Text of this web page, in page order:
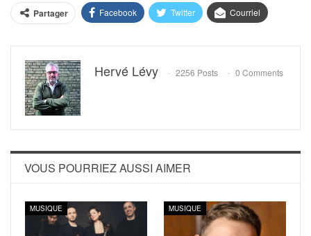
Partager Facebook Twitter Courriel
Hervé Lévy 2256 Posts 0 Comments
VOUS POURRIEZ AUSSI AIMER
MUSIQUE MUSIQUE